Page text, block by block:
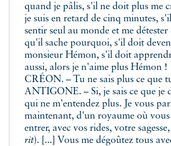
quand je pâlis, s'il ne doit plus me
je suis en retard de cinq minutes,
sentir seul au monde et me
qu'il sache pourquoi, s'il doit
monsieur Hémon, s'il doit
aussi, alors je n'aime plus Hémon !
CRÉON. – Tu ne sais plus ce que
ANTIGONE. – Si, je sais ce que je
qui ne m'entendez plus. Je vous
maintenant, d'un royaume où
entrer, avec vos rides, votre
rit). [...] Vous me dégoûtez tous